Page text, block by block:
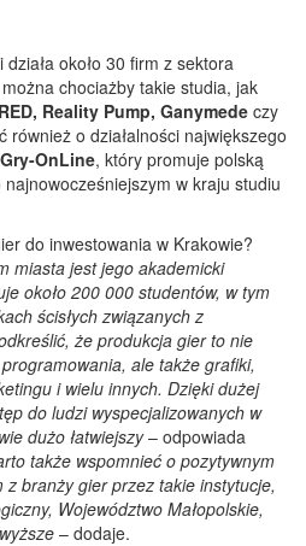
około 30 firm z sektora
chociażby takie studia, jak
Reality Pump, Ganymede czy
również o działalności największego
Gry-OnLine, który promuje polską
w kraju studiu
do inwestowania w Krakowie?
miasta jest jego akademicki
około 200 000 studentów, w tym
ścisłych związanych z
że produkcja gier to nie
ale także grafiki,
i wielu innych. Dzięki dużej
do ludzi wyspecjalizowanych w
dużo łatwiejszy– odpowiada
także wspomnieć o pozytywnym
branży gier przez takie instytucje,
Województwo Małopolskie,
– dodaje.